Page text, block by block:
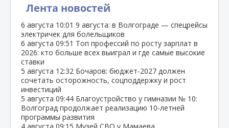
Лента новостей
6 августа 10:01 9 августа: в Волгограде — спецрейсы
электричек для болельщиков
6 августа 09:51 Топ профессий по росту зарплат в
2026: кто больше всех выиграл и где самые высокие
ставки
5 августа 12:32 Бочаров: бюджет‑2027 должен
сочетать осторожность, соцподдержку и рост
инвестиций
5 августа 09:44 Благоустройство у гимназии № 10:
Волгоград продолжает реализацию 10‑летней
программы развития